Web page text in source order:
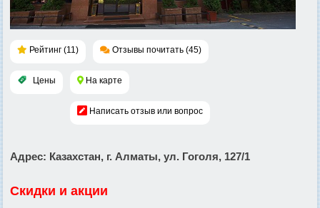
Рейтинг (11) Отзывы почитать (45)
Цены На карте
Написать отзыв или вопрос
Адрес: Казахстан, г. Алматы, ул. Гоголя, 127/1
Скидки и акции